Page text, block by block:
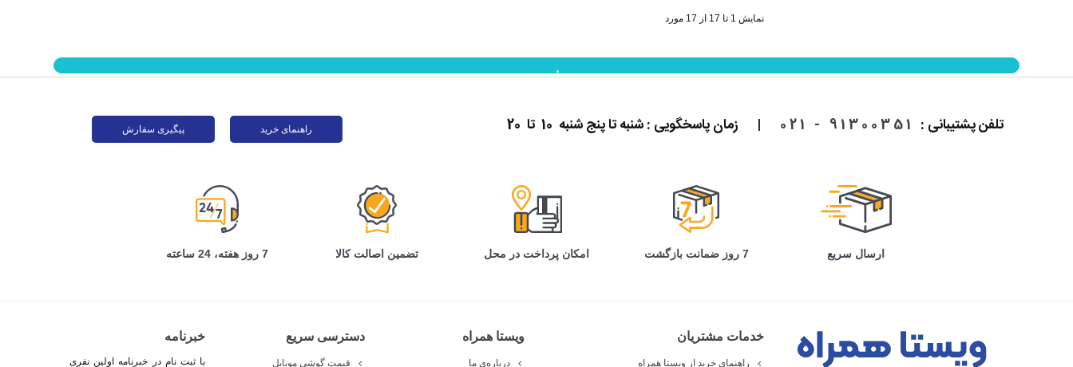
نمایش 1 تا 17 از 17 مورد
نمایش بیشتر
تلفن پشتیبانی : 91300351 - 021
| زمان پاسخگویی : شنبه تا پنج شنبه 10 تا 20 راهنمای خرید پیگیری سفارش
ارسال سریع 7 روز ضمانت بازگشت امکان پرداخت در محل تضمین اصالت کالا 7 روز هفته، 24 ساعته
خدمات مشتریان
راهنمای خرید از ویستا همراه
ویستا همراه
درباره‌ی ما
دسترسی سریع
قیمت گوشی موبایل
خبرنامه
با ثبت نام در خبرنامه اولین نفری